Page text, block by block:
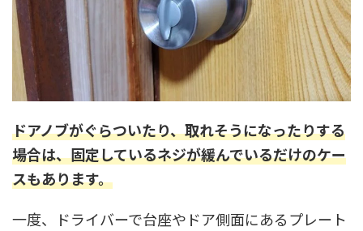
ドアノブがぐらついたり、取れそうになったりする
場合は、固定しているネジが緩んでいるだけのケー
スもあります。
一度、ドライバーで台座やドア側面にあるプレート